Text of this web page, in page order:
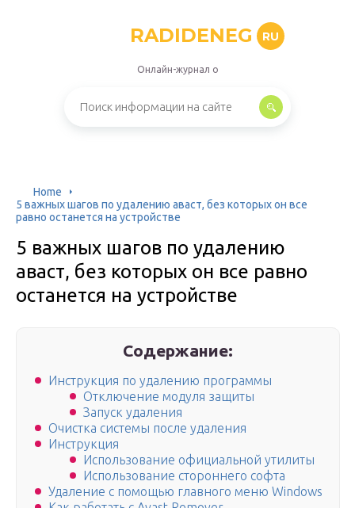
RADIDENEG RU
Онлайн-журнал о
Home
5 важных шагов по удалению аваст, без которых он все
равно останется на устройстве
5 важных шагов по удалению
аваст, без которых он все равно
останется на устройстве
Содержание:
Инструкция по удалению программы
Отключение модуля защиты
Запуск удаления
Очистка системы после удаления
Инструкция
Использование официальной утилиты
Использование стороннего софта
Удаление с помощью главного меню Windows